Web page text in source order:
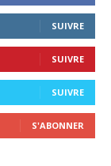
SUIVRE
SUIVRE
SUIVRE
S'ABONNER